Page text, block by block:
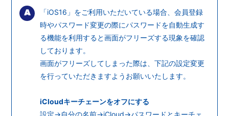
Q&A SHOPPING PANDA
buy in my mind OFFICIAL SITE
会員登録 ログイン
A
「iOS16」をご利用いただいている場合、会員登録
時やパスワード変更の際にパスワードを自動生成す
る機能を利用すると画面がフリーズする現象を確認
しております。
画面がフリーズしてしまった際は、下記の設定変更
を行っていただきますようお願いいたします。
iCloudキーチェーンをオフにする
設定→自分の名前→iCloud→パスワードとキーチェ